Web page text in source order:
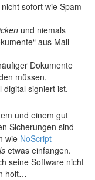
sofort wie Spam
und niemals
aus Mail-
Dokumente
müssen,
digital signiert ist.
und einem gut
Sicherungen sind
wie NoScript –
etwas einfangen.
seine Software nicht
holt…